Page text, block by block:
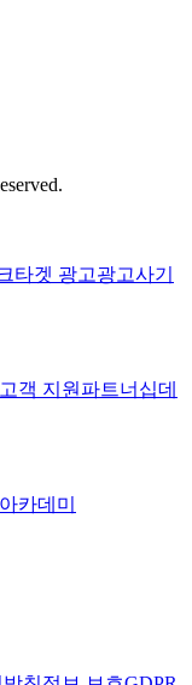
타겟 광고광고사기
고객 지원 파트너십데
아카데미